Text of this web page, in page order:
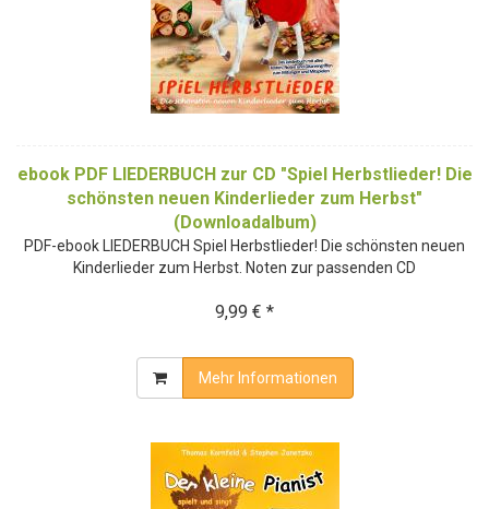
ebook PDF LIEDERBUCH zur CD "Spiel Herbstlieder! Die
schönsten neuen Kinderlieder zum Herbst"
(Downloadalbum)
PDF-ebook LIEDERBUCH Spiel Herbstlieder! Die schönsten neuen
Kinderlieder zum Herbst. Noten zur passenden CD
9,99 € *
Mehr Informationen